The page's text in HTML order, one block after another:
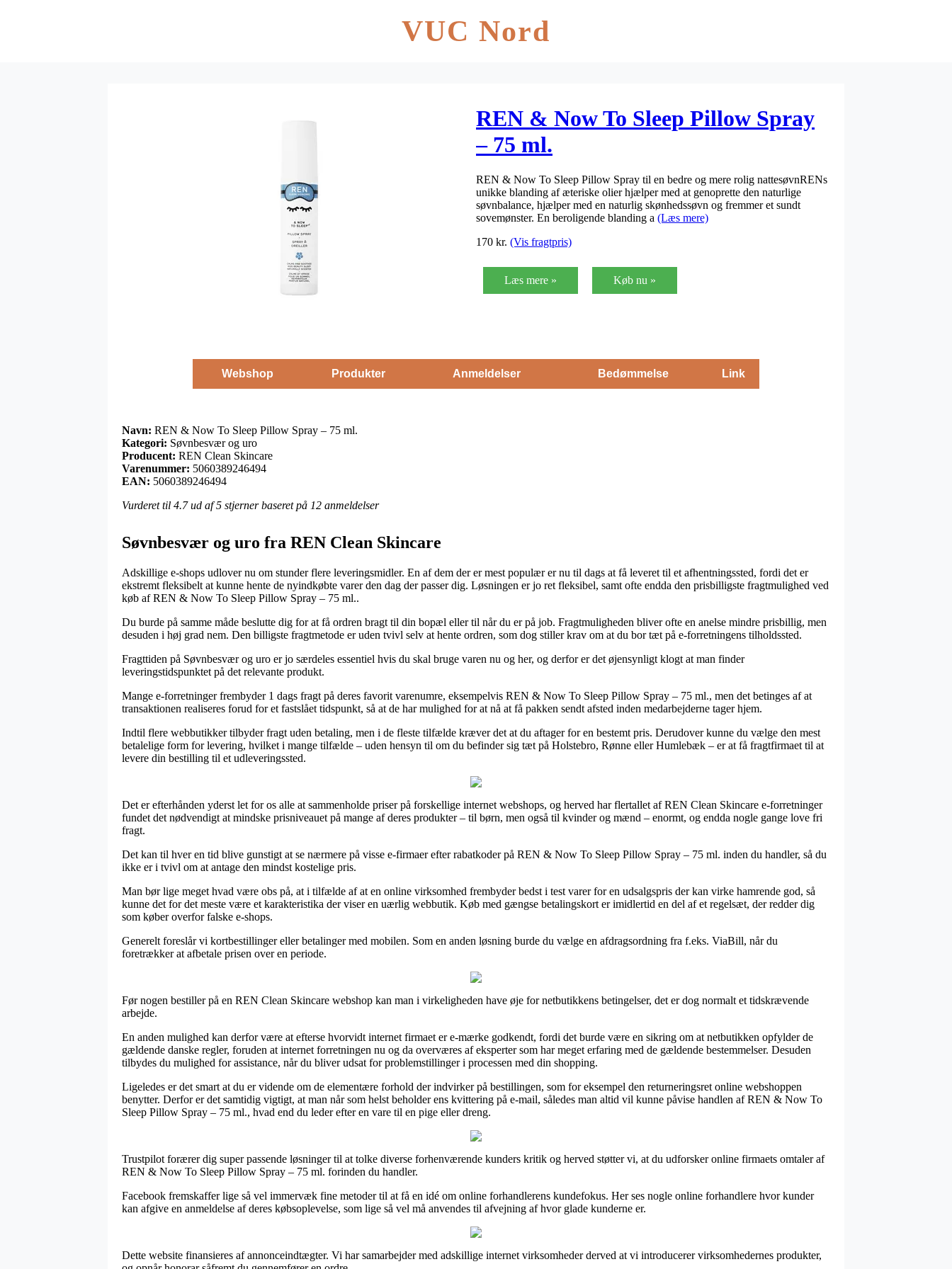
VUC Nord
REN & Now To Sleep Pillow Spray
– 75 ml.
REN & Now To Sleep Pillow Spray til en bedre og mere rolig nattesøvnRENs
unikke blanding af æteriske olier hjælper med at genoprette den naturlige
søvnbalance, hjælper med en naturlig skønhedssøvn og fremmer et sundt
sovemønster. En beroligende blanding a (Læs mere)
170 kr. (Vis fragtpris)
Læs mere » Køb nu »
Webshop Produkter Anmeldelser Bedømmelse Link
Navn: REN & Now To Sleep Pillow Spray – 75 ml.
Kategori: Søvnbesvær og uro
Producent: REN Clean Skincare
Varenummer: 5060389246494
EAN: 5060389246494
Vurderet til 4.7ud af 5 stjerner baseret på 12 anmeldelser
Søvnbesvær og uro fra REN Clean Skincare
Adskillige e-shops udlover nu om stunder flere leveringsmidler. En af dem der er mest populær er nu til dags at få leveret til et afhentningssted, fordi det er
ekstremt fleksibelt at kunne hente de nyindkøbte varer den dag der passer dig. Løsningen er jo ret fleksibel, samt ofte endda den prisbilligste fragtmulighed ved
køb af REN & Now To Sleep Pillow Spray – 75 ml..
Du burde på samme måde beslutte dig for at få ordren bragt til din bopæl eller til når du er på job. Fragtmuligheden bliver ofte en anelse mindre prisbillig, men
desuden i høj grad nem. Den billigste fragtmetode er uden tvivl selv at hente ordren, som dog stiller krav om at du bor tæt på e-forretningens tilholdssted.
Fragttiden på Søvnbesvær og uro er jo særdeles essentiel hvis du skal bruge varen nu og her, og derfor er det øjensynligt klogt at man finder
leveringstidspunktet på det relevante produkt.
Mange e-forretninger frembyder 1 dags fragt på deres favorit varenumre, eksempelvis REN & Now To Sleep Pillow Spray – 75 ml., men det betinges af at
transaktionen realiseres forud for et fastslået tidspunkt, så at de har mulighed for at nå at få pakken sendt afsted inden medarbejderne tager hjem.
Indtil flere webbutikker tilbyder fragt uden betaling, men i de fleste tilfælde kræver det at du aftager for en bestemt pris. Derudover kunne du vælge den mest
betalelige form for levering, hvilket i mange tilfælde – uden hensyn til om du befinder sig tæt på Holstebro, Rønne eller Humlebæk – er at få fragtfirmaet til at
levere din bestilling til et udleveringssted.
Det er efterhånden yderst let for os alle at sammenholde priser på forskellige internet webshops, og herved har flertallet af REN Clean Skincare e-forretninger
fundet det nødvendigt at mindske prisniveauet på mange af deres produkter – til børn, men også til kvinder og mænd – enormt, og endda nogle gange love fri
fragt.
Det kan til hver en tid blive gunstigt at se nærmere på visse e-firmaer efter rabatkoder på REN & Now To Sleep Pillow Spray – 75 ml. inden du handler, så du
ikke er i tvivl om at antage den mindst kostelige pris.
Man bør lige meget hvad være obs på, at i tilfælde af at en online virksomhed frembyder bedst i test varer for en udsalgspris der kan virke hamrende god, så
kunne det for det meste være et karakteristika der viser en uærlig webbutik. Køb med gængse betalingskort er imidlertid en del af et regelsæt, der redder dig
som køber overfor falske e-shops.
Generelt foreslår vi kortbestillinger eller betalinger med mobilen. Som en anden løsning burde du vælge en afdragsordning fra f.eks. ViaBill, når du
foretrækker at afbetale prisen over en periode.
Før nogen bestiller på en REN Clean Skincare webshop kan man i virkeligheden have øje for netbutikkens betingelser, det er dog normalt et tidskrævende
arbejde.
En anden mulighed kan derfor være at efterse hvorvidt internet firmaet er e-mærke godkendt, fordi det burde være en sikring om at netbutikken opfylder de
gældende danske regler, foruden at internet forretningen nu og da overværes af eksperter som har meget erfaring med de gældende bestemmelser. Desuden
tilbydes du mulighed for assistance, når du bliver udsat for problemstillinger i processen med din shopping.
Ligeledes er det smart at du er vidende om de elementære forhold der indvirker på bestillingen, som for eksempel den returneringsret online webshoppen
benytter. Derfor er det samtidig vigtigt, at man når som helst beholder ens kvittering på e-mail, således man altid vil kunne påvise handlen af REN & Now To
Sleep Pillow Spray – 75 ml., hvad end du leder efter en vare til en pige eller dreng.
Trustpilot forærer dig super passende løsninger til at tolke diverse forhenværende kunders kritik og herved støtter vi, at du udforsker online firmaets omtaler af
REN & Now To Sleep Pillow Spray – 75 ml. forinden du handler.
Facebook fremskaffer lige så vel immervæk fine metoder til at få en idé om online forhandlerens kundefokus. Her ses nogle online forhandlere hvor kunder
kan afgive en anmeldelse af deres købsoplevelse, som lige så vel må anvendes til afvejning af hvor glade kunderne er.
Dette website finansieres af annonceindtægter. Vi har samarbejder med adskillige internet virksomheder derved at vi introducerer virksomhedernes produkter,